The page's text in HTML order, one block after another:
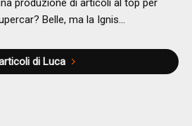
Belle, ma la Ignis...
di Luca